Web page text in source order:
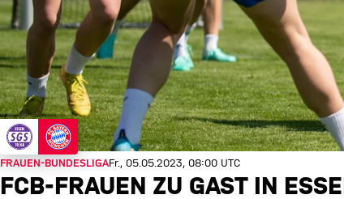
FRAUEN-BUNDESLIGAFr., 05.05.2023, 08:00 UTC
FCB-FRAUEN ZU GAST IN